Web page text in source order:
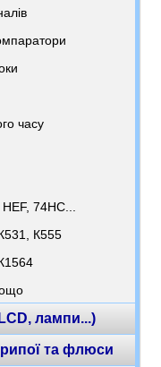
часу
74HC...
К555
лампи...)
та флюси